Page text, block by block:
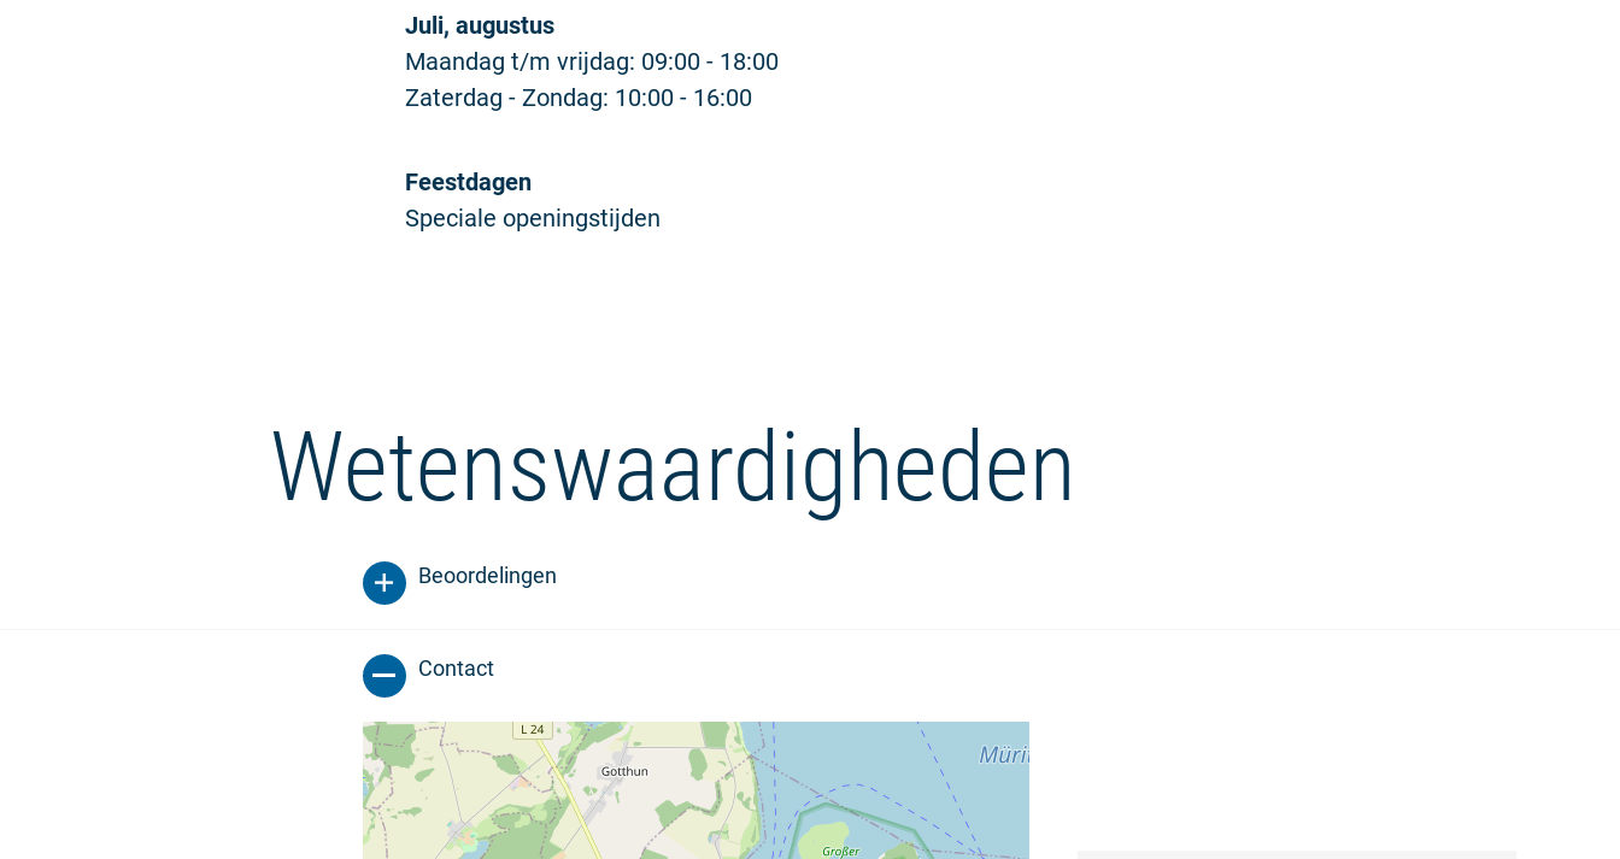
Juli, augustus
Maandag t/m vrijdag: 09:00 - 18:00
Zaterdag - Zondag: 10:00 - 16:00
Feestdagen
Speciale openingstijden
Wetenswaardigheden
Beoordelingen
Contact